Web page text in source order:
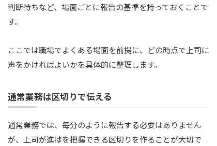
判断待ちなど、場面ごとに報告の基準を持っておくことで
す。
ここでは職場でよくある場面を前提に、どの時点で上司に
声をかければよいかを具体的に整理します。
通常業務は区切りで伝える
通常業務では、毎分のように報告する必要はありません
が、上司が進捗を把握できる区切りを作ることが大切で